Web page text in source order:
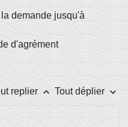
d'agrément
replier keyboard_arrow_up Tout déplier keyboard_arrow_down